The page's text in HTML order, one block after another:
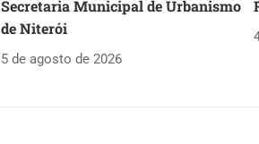
Secretaria Municipal de Urbanismo
de Niterói
5 de agosto de 2026